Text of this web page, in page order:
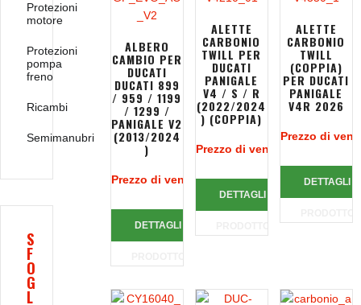
ALBERO
CAMBIO PER
DUCATI
DUCATI 899
/ 959 / 1199
/ 1299 /
PANIGALE V2
(2013/2024
)
Prezzo di vendita:51,21 €
DETTAGLI
ALETTE
CARBONIO
TWILL PER
DUCATI
PANIGALE
V4 / S / R
(2022/2024
) (COPPIA)
Prezzo di vendita:
DETTAGLI
ALETTE
CARBONIO
TWILL
(COPPIA)
PER DUCATI
PANIGALE
V4R 2026
Prezzo di
DETTAGLI
Protezioni
motore
Protezioni
pompa
freno
Ricambi
Semimanubri
S
F
O
G
L